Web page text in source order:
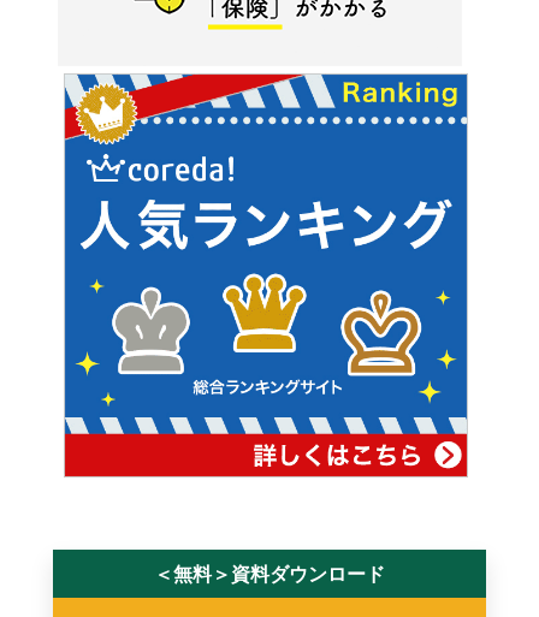
＜無料＞資料ダウンロード